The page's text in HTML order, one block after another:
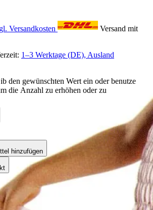
Versandkosten
Versand mit
1–3 Werktage (DE), Ausland
den gewünschten Wert ein oder benutze
die Anzahl zu erhöhen oder zu
hinzufügen